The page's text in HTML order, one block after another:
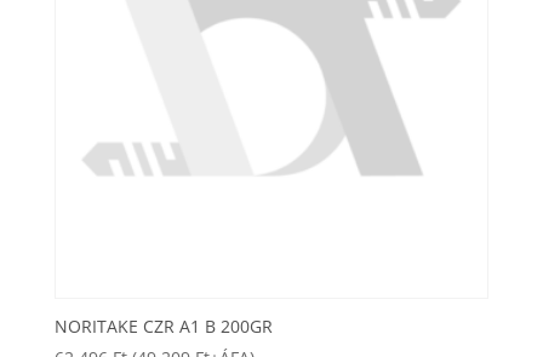
NORITAKE CZR A1 B 200GR